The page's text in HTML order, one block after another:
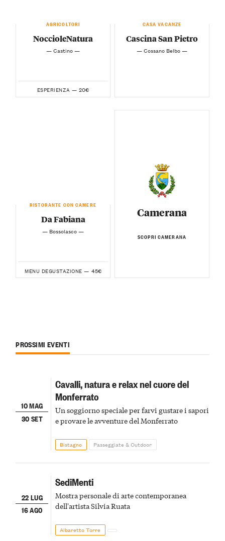
AGRICOLTORI
NoccioleNatura
— Castino —
ESPERIENZA — 20€
CASA VACANZE
Cascina San Pietro
— Cossano Belbo —
RISTORANTE CON CAMERE
Da Fabiana
— Bossolasco —
MENU DEGUSTAZIONE — 45€
Camerana
SCOPRI CAMERANA
PROSSIMI EVENTI
10 MAG
30 SET
Cavalli, natura e relax nel cuore del
Monferrato
Un soggiorno speciale per farvi gustare i sapori
e provare le avventure del Monferrato
Bistagno Passeggiate & Outdoor
22 LUG
16 AGO
SediMenti
Mostra personale di arte contemporanea
dell'artista Silvia Ruata
Albaretto Torre